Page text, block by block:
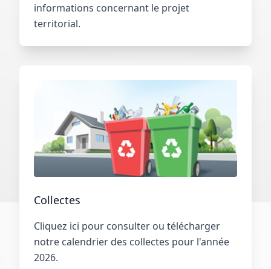
informations concernant le projet
territorial.
Collectes
Cliquez ici pour consulter ou télécharger
notre calendrier des collectes pour l'année
2026.